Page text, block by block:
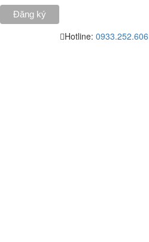
Hotline: 0933.252.606